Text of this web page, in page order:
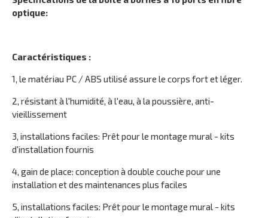
optique:
Caractéristiques :
1, le matériau PC / ABS utilisé assure le corps fort et léger.
2, résistant à l'humidité, à l'eau, à la poussière, anti-
vieillissement
3, installations faciles: Prêt pour le montage mural - kits
d'installation fournis
4, gain de place: conception à double couche pour une
installation et des maintenances plus faciles
5, installations faciles: Prêt pour le montage mural - kits